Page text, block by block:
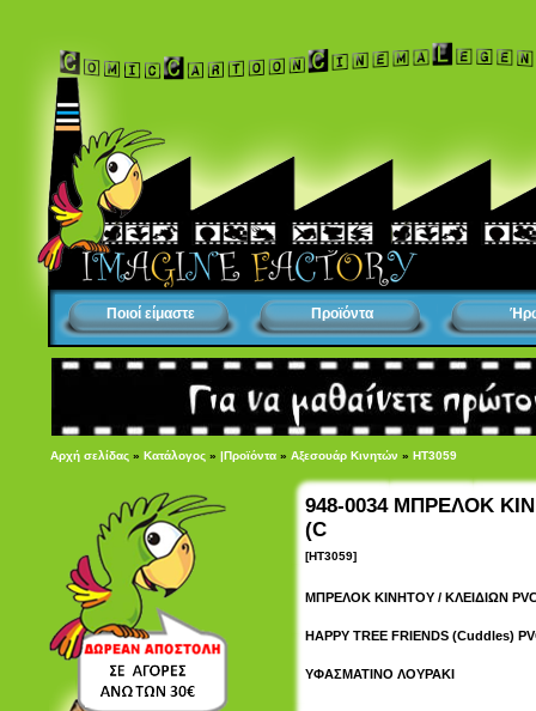
Ποιοί είμαστε Προϊόντα
Αρχή σελίδας » Κατάλογος » |Προϊόντα » Αξεσουάρ Κινητών » HT3059
948-0034 ΜΠΡΕΛΟΚ
(C
[HT3059]
ΜΠΡΕΛΟΚ ΚΙΝΗΤΟΥ / ΚΛΕΙΔΙΩΝ PVC
HAPPY TREE FRIENDS (Cuddles)
ΥΦΑΣΜΑΤΙΝΟ ΛΟΥΡΑΚΙ